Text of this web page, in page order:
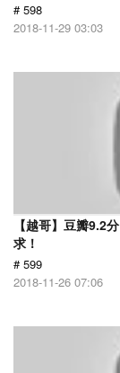
# 598
2018-11-29 03:03
【越哥】豆瓣9.2
求！
# 599
2018-11-26 07:06